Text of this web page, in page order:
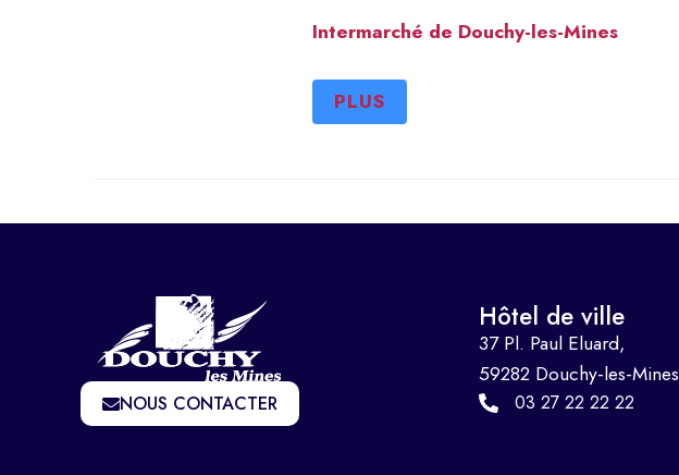
Intermarché de Douchy-les-Mines
PLUS
NOUS CONTACTER
Hôtel de ville
37 Pl. Paul Eluard,
59282 Douchy-les-Mines
03 27 22 22 22